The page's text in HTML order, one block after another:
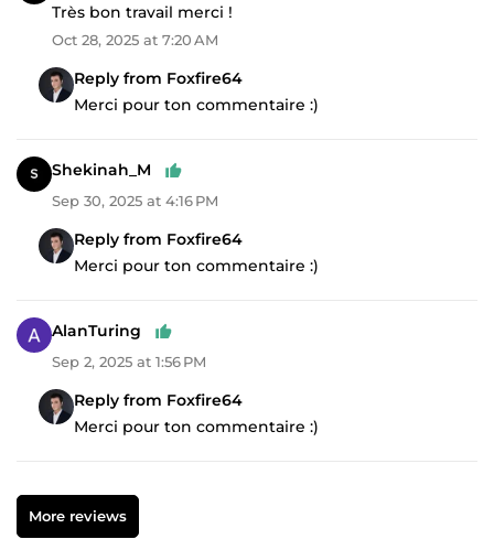
Très bon travail merci !
Oct 28, 2025 at 7:20 AM
Reply from Foxfire64
Merci pour ton commentaire :)
Shekinah_M
Sep 30, 2025 at 4:16 PM
Reply from Foxfire64
Merci pour ton commentaire :)
AlanTuring
Sep 2, 2025 at 1:56 PM
Reply from Foxfire64
Merci pour ton commentaire :)
More reviews